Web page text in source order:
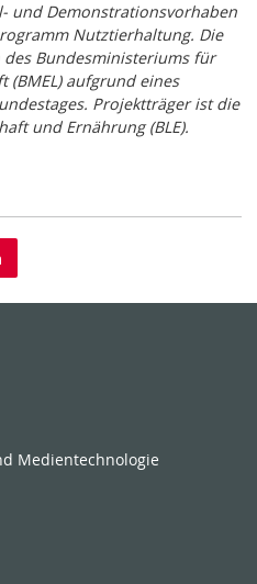
und Demonstrationsvorhaben
Nutztierhaltung. Die
Bundesministeriums für
(BMEL) aufgrund eines
Projektträger ist die
und Ernährung (BLE).
Medientechnologie